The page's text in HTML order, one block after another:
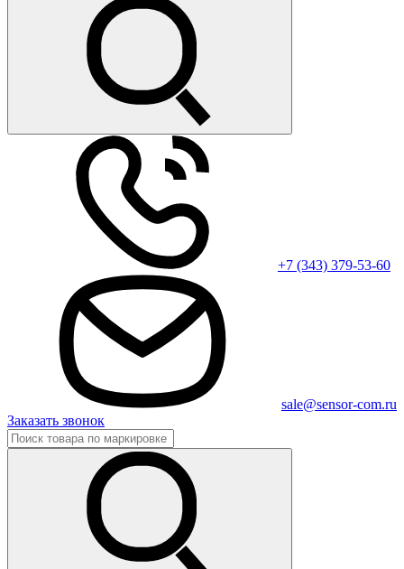
+7 (343) 379-53-60
sale@sensor-com.ru
Заказать звонок